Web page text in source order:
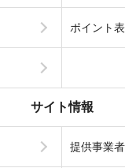
ポイント
サイト情報
提供事業